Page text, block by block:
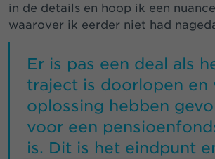
in de details en hoop ik een
waarover ik eerder niet had
Er is pas een deal als
traject is doorlopen en
oplossing hebben
voor een
is. Dit is het eindpunt